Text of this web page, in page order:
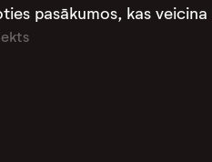
pasākumos, kas